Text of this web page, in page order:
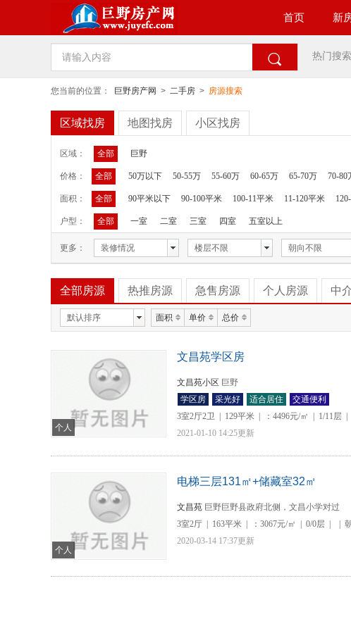
首页 新
 热门搜索
您当前的位置： 巨野房产网 > 二手房 > 房源搜索
区域找房 地图找房 小区找房
区域： 全部 巨野
价格： 全部 50万以下 50-55万 55-60万 60-65万 65-70万 70-80
面积： 全部 90平米以下 90-100平米 100-11平米 11-120平米
户型： 全部 一室 二室 三室 四室 五室以上
更多： 装修情况 楼层不限 朝向不限
全部房源 热推房源 急售房源 个人房源 中
默认排序 面积 单价 总价
个人
文昌苑学区房
文昌苑小区 巨野
学区房
采光好 适合居住
交通便利
3室2厅2卫
129平米 ：4496元/㎡ 1/11层
2021-01-10 14:25更新
个人
电梯三层131㎡+储藏室32㎡
文昌苑 巨野巨野县政府北侧，文昌小学对过
3室2厅
163平米 ：3067元/㎡ 0/0层
2020-03-14 17:37更新